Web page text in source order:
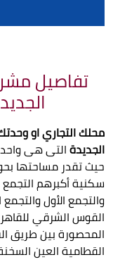
تفاصيل
محلك التجاري او
الجديدةالتى هى
سكنية أكبرهم
والتجمع الأول
القوس الشرقي
المحصورة بين طريق
القطامية العين